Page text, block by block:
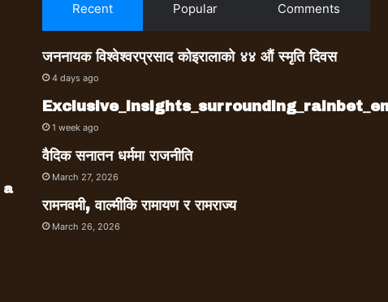
a
Recent Popular Comments
जननायक विश्वेश्वरप्रसाद कोइरालाको ४४ औं स्मृति दिवस
4 days ago
1 week ago
वैदिक सनातन धर्ममा राजनीति
March 27, 2026
रामनवमी, वाल्मीकि रामायण र रामराज्य
March 26, 2026